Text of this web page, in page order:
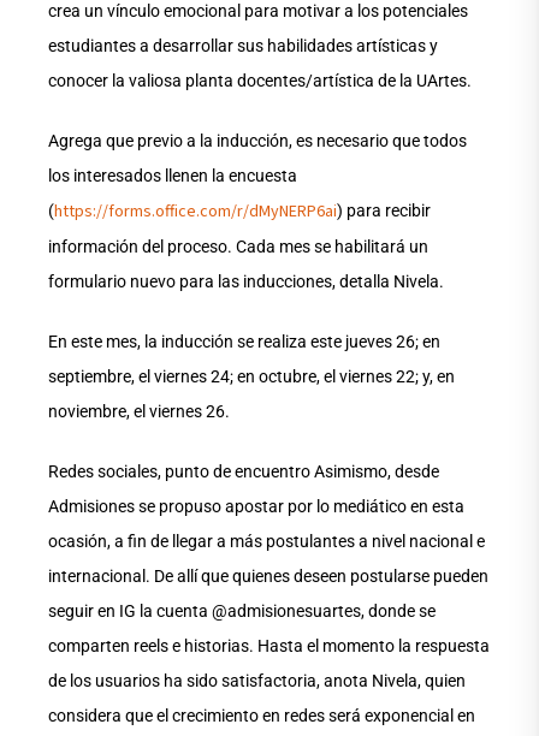
crea un vínculo emocional para motivar a los potenciales
estudiantes a desarrollar sus habilidades artísticas y
conocer la valiosa planta docentes/artística de la UArtes.
Agrega que previo a la inducción, es necesario que todos
los interesados llenen la encuesta
(https://forms.office.com/r/dMyNERP6ai) para recibir
información del proceso. Cada mes se habilitará un
formulario nuevo para las inducciones, detalla Nivela.
En este mes, la inducción se realiza este jueves 26; en
septiembre, el viernes 24; en octubre, el viernes 22; y, en
noviembre, el viernes 26.
Redes sociales, punto de encuentro Asimismo, desde
Admisiones se propuso apostar por lo mediático en esta
ocasión, a fin de llegar a más postulantes a nivel nacional e
internacional. De allí que quienes deseen postularse pueden
seguir en IG la cuenta @admisionesuartes, donde se
comparten reels e historias. Hasta el momento la respuesta
de los usuarios ha sido satisfactoria, anota Nivela, quien
considera que el crecimiento en redes será exponencial en